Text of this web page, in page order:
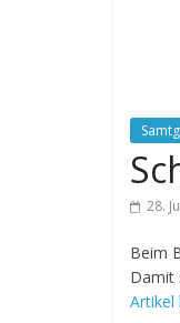
28.
Beim
Damit
Artikel